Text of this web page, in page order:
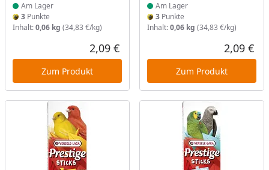
Am Lager
3 Punkte
Inhalt:0,06 kg (34,83 €/kg)
Aktueller Preis
2,09 €
Zum Produkt
Am Lager
3Punkte
Inhalt:0,06 kg (34,83 €/kg)
2,09 €
Zum Produkt